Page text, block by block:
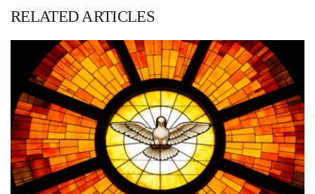
RELATED ARTICLES